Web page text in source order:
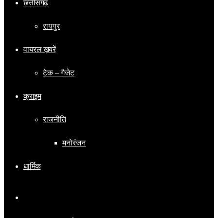
छत्तीसगढ़
रायपुर
वायरल ख़बरें
टेक – गैजेट
क्राइम
राजनीति
मनोरंजन
धार्मिक